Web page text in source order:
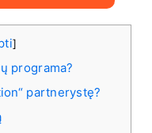
]
programa?
partnerystę?